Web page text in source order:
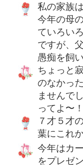
私の家族
今年の母
ていろい
ですが、
愚痴を飼
ちょっと
のなかっ
ませんで
ってよ〜
７才５才
葉にこれ
今年はカ
をプレゼ